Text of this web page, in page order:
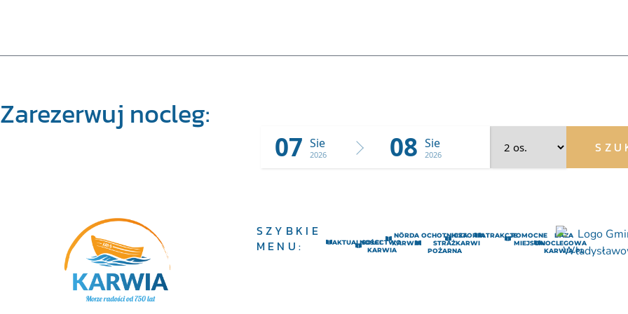
Zarezerwuj nocleg:
07 Sie
2026 08 Sie
2026
SZYBKIE
MENU:
AKTUALNOŚCISOŁECTWO
KARWIA
NÖRDA
KARWIA
OCHOTNICZA
STRAŻ
POŻARNA
HISTORIA
KARWI
ATRAKCJEPOMOCNE
MIEJSCA
BAZA
NOCLEGOWA
KARWIA.PL